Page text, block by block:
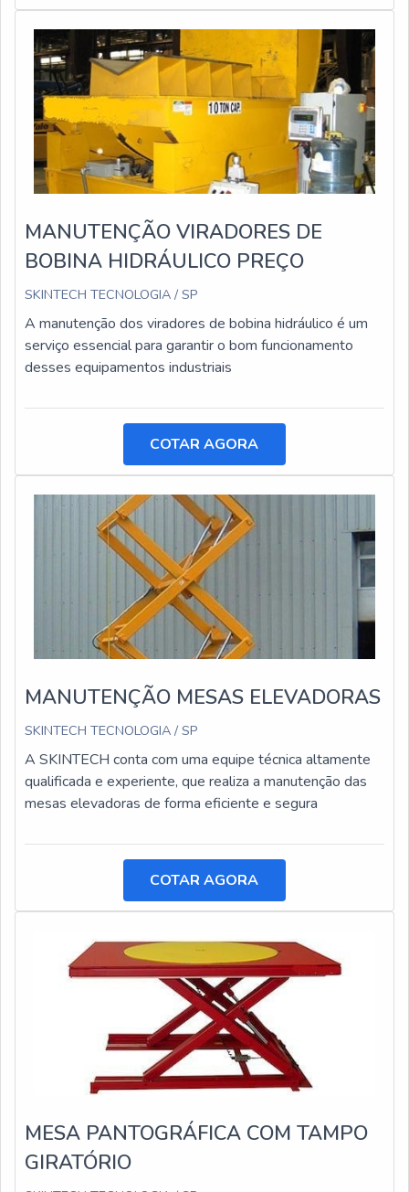
MANUTENÇÃO VIRADORES DE
BOBINA HIDRÁULICO PREÇO
SKINTECH TECNOLOGIA / SP
A manutenção dos viradores de bobina hidráulico é um
serviço essencial para garantir o bom funcionamento
desses equipamentos industriais
COTAR AGORA
MANUTENÇÃO MESAS ELEVADORAS
SKINTECH TECNOLOGIA / SP
A SKINTECH conta com uma equipe técnica altamente
qualificada e experiente, que realiza a manutenção das
mesas elevadoras de forma eficiente e segura
COTAR AGORA
MESA PANTOGRÁFICA COM TAMPO
GIRATÓRIO